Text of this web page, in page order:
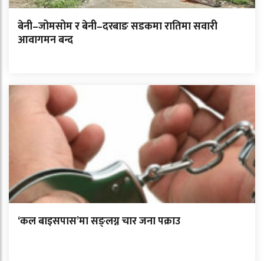
बेनी–जोमसोम र बेनी–दरबाङ सडकमा रातिमा सवारी
आवागमन बन्द
‘कल बाइसपास’मा सङ्लग्न चार जना पक्राउ